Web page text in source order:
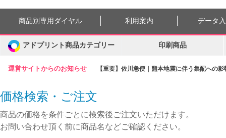
運営サイトからのお知らせ 【重要】佐川急便｜熊本地震に伴う集配への
商品別専用ダイヤル 利用案内 データ
アドプリント商品カテゴリー 印刷商品
価格検索・ご注文
商品の価格を条件ごとに検索後ご注文いただけます。
お問い合わせ頂く前に商品名などご確認ください。